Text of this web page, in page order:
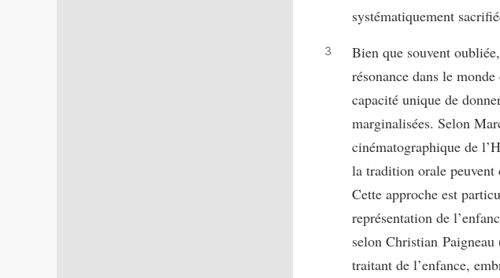
systématiquement
Bien que souvent
résonance dans le
capacité unique de
marginalisées. Selon
cinématographique de
la tradition orale
Cette approche est
représentation de
selon Christian
traitant de l’enfance,